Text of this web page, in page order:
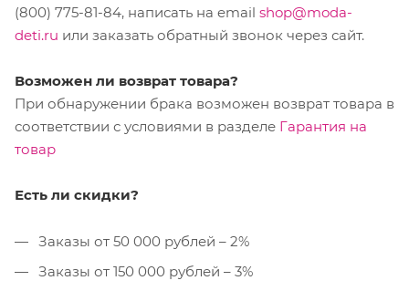
(800) 775-81-84, написать на email shop@moda-
deti.ru или заказать обратный звонок через сайт.
Возможен ли возврат товара?
При обнаружении брака возможен возврат товара в
соответствии с условиями в разделе Гарантия на
товар
Есть ли скидки?
Заказы от 50 000 рублей – 2%
Заказы от 150 000 рублей – 3%